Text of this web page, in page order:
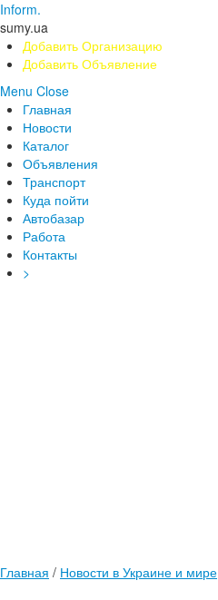
Inform.
sumy.ua
Добавить Организацию
Добавить Объявление
Menu Close
Главная
Новости
Каталог
Объявления
Транспорт
Куда пойти
Автобазар
Работа
Контакты
>
Главная / Новости в Украине и мире